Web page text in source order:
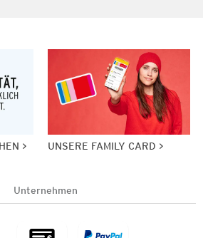
UNSERE FAMILY CARD
Unternehmen